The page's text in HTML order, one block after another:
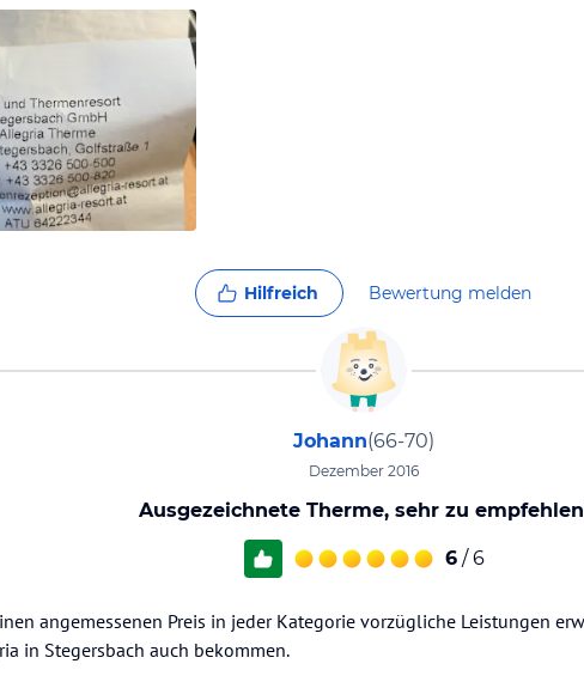
Hilfreich Bewertung melden
Johann(66-70)
Dezember 2016
Ausgezeichnete Therme, sehr zu
6 / 6
angemessenen Preis in jeder Kategorie vorzügliche Leistungen
in Stegersbach auch bekommen.